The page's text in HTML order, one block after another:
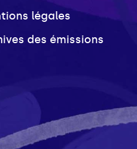
légales
des émissions